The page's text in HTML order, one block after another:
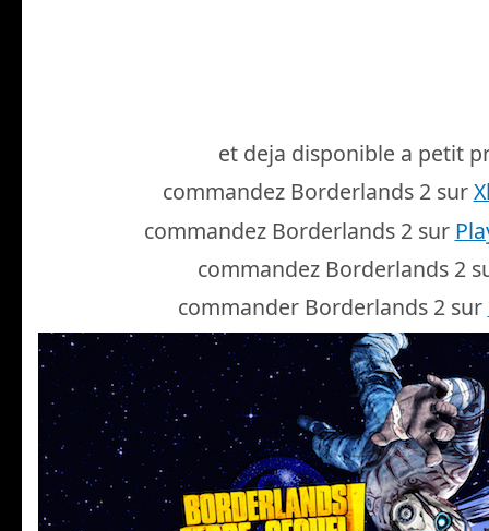
et deja disponible a petit
commandez Borderlands 2 sur
commandez Borderlands 2 sur
commandez Borderlands 2
commander Borderlands 2 sur